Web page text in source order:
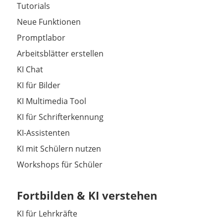
Tutorials
Neue Funktionen
Promptlabor
Arbeitsblätter erstellen
KI Chat
KI für Bilder
KI Multimedia Tool
KI für Schrifterkennung
KI-Assistenten
KI mit Schülern nutzen
Workshops für Schüler
Fortbilden & KI verstehen
KI für Lehrkräfte